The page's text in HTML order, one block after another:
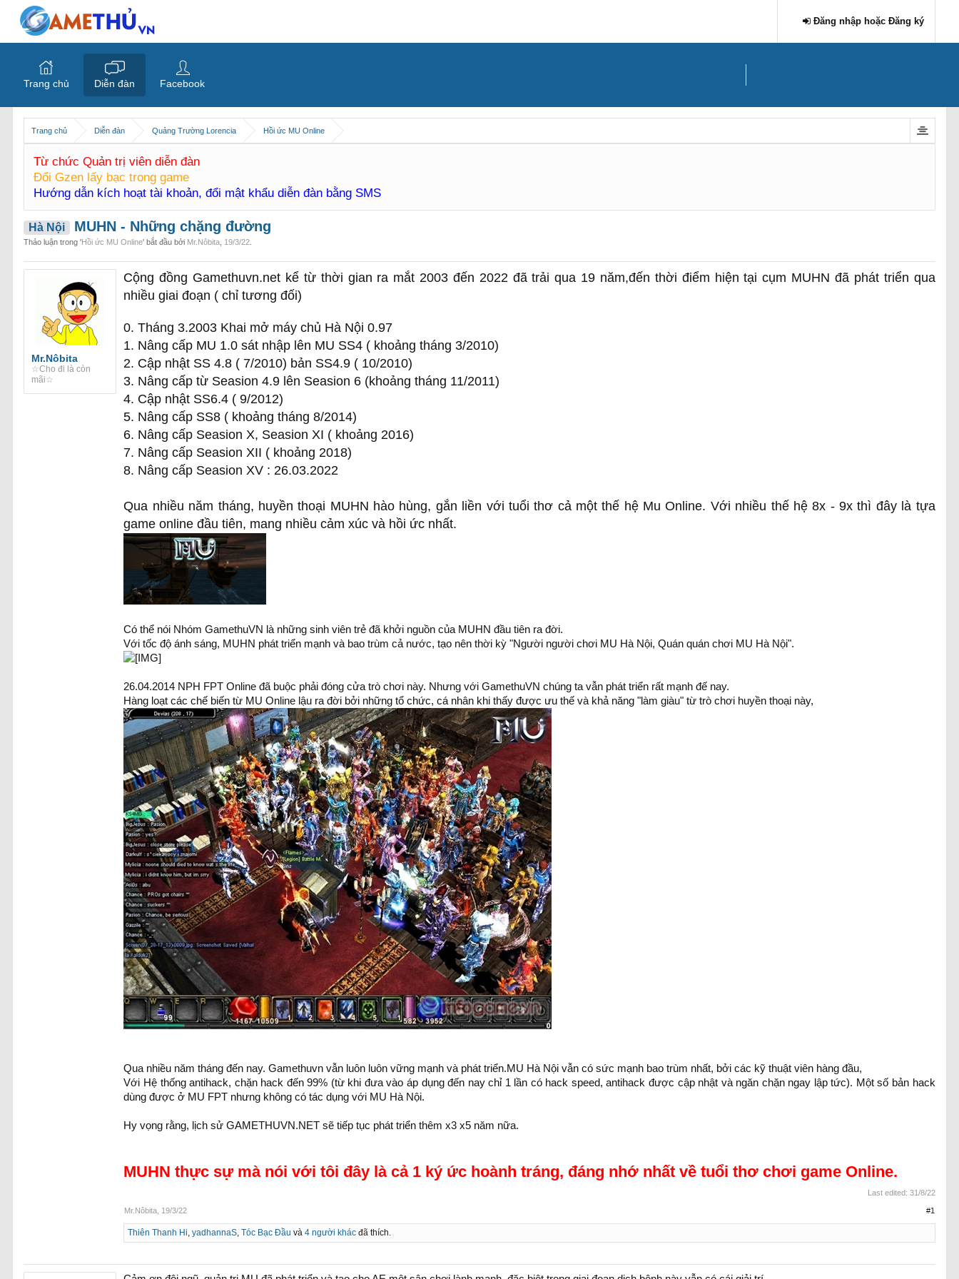
Trang chủ Diễn đàn Quảng Trường Lorencia Hồi ức MU Online
Từ chức Quản trị viên diễn đàn
Đổi Gzen lấy bạc trong game
Hướng dẫn kích hoạt tài khoản, đổi mật khẩu diễn đàn bằng SMS
Hà Nội MUHN - Những chặng đường
Thảo luận trong 'Hồi ức MU Online' bắt đầu bởi Mr.Nôbita 19/3/22
Mr.Nôbita
☆Cho đi là còn
mãi☆
Cộng đồng Gamethuvn.net kể từ thời gian ra mắt 2003 đến 2022 đã trải qua 19 năm,đến thời điểm hiện tại cụm MUHN đã phát triển qua
nhiều giai đoạn ( chỉ tương đối)
0. Tháng 3.2003 Khai mở máy chủ Hà Nội 0.97
1. Nâng cấp MU 1.0 sát nhập lên MU SS4 ( khoảng tháng 3/2010)
2. Cập nhật SS 4.8 ( 7/2010) bản SS4.9 ( 10/2010)
3. Nâng cấp từ Seasion 4.9 lên Seasion 6 (khoảng tháng 11/2011)
4. Cập nhật SS6.4 ( 9/2012)
5. Nâng cấp SS8 ( khoảng tháng 8/2014)
6. Nâng cấp Seasion X, Seasion XI ( khoảng 2016)
7. Nâng cấp Seasion XII ( khoảng 2018)
8. Nâng cấp Seasion XV : 26.03.2022
Qua nhiều năm tháng, huyền thoại MUHN hào hùng, gắn liền với tuổi thơ cả một thế hệ Mu Online. Với nhiều thế hệ 8x - 9x thì đây là tựa
game online đầu tiên, mang nhiều cảm xúc và hồi ức nhất.
Có thể nói Nhóm GamethuVN là những sinh viên trẻ đã khởi nguồn của MUHN đầu tiên ra đời.
Với tốc độ ánh sáng, MUHN phát triển mạnh và bao trùm cả nước, tạo nên thời kỳ "Người người chơi MU Hà Nội, Quán quán chơi MU Hà Nội".
26.04.2014 NPH FPT Online đã buộc phải đóng cửa trò chơi này. Nhưng với GamethuVN chúng ta vẫn phát triển rất mạnh đế nay.
Hàng loạt các chế biến từ MU Online lậu ra đời bởi những tổ chức, cá nhân khi thấy được ưu thế và khả năng "làm giàu" từ trò chơi huyền thoại này,
Qua nhiều năm tháng đến nay. Gamethuvn vẫn luôn luôn vững mạnh và phát triển.MU Hà Nội vẫn có sức mạnh bao trùm nhất, bởi các kỹ thuật viên hàng đầu,
Với Hệ thống antihack, chặn hack đến 99% (từ khi đưa vào áp dụng đến nay chỉ 1 lần có hack speed, antihack được cập nhật và ngăn chặn ngay lập tức). Một số bản hack
dùng được ở MU FPT nhưng không có tác dụng với MU Hà Nội.
Hy vọng rằng, lịch sử GAMETHUVN.NET sẽ tiếp tục phát triển thêm x3 x5 năm nữa.
MUHN thực sự mà nói với tôi đây là cả 1 ký ức hoành tráng, đáng nhớ nhất về tuổi thơ chơi game Online.
Last edited: 31/8/22
Mr.Nôbita 19/3/22 #1
Thiên Thanh Hi,yadhannaS,Tóc Bạc Đầu và4 người khác đã thích.
Đăng nhập hoặc Đăng ký
Trang chủ Diễn đàn Facebook